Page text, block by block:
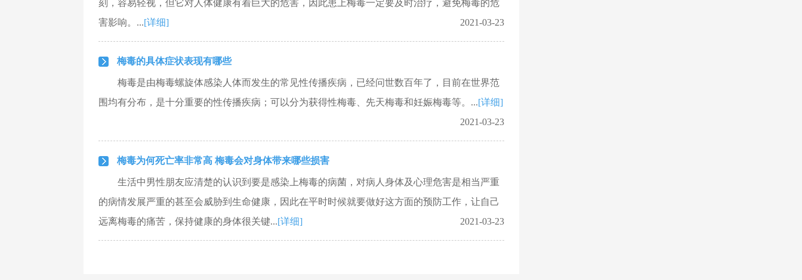
刻，容易轻视，但它对人体健康有着巨大的危害，因此患上梅毒一定要及时治疗，避免梅毒的危
害影响。...[详细] 2021-03-23
梅毒的具体症状表现有哪些
梅毒是由梅毒螺旋体感染人体而发生的常见性传播疾病，已经问世数百年了，目前在世界范
围均有分布，是十分重要的性传播疾病；可以分为获得性梅毒、先天梅毒和妊娠梅毒等。...[详细]
2021-03-23
梅毒为何死亡率非常高 梅毒会对身体带来哪些损害
生活中男性朋友应清楚的认识到要是感染上梅毒的病菌，对病人身体及心理危害是相当严重
的病情发展严重的甚至会威胁到生命健康，因此在平时时候就要做好这方面的预防工作，让自己
远离梅毒的痛苦，保持健康的身体很关键...[详细] 2021-03-23